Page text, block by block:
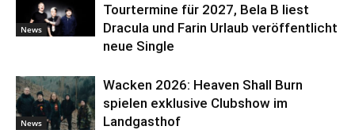
News
Tourtermine für 2027, Bela B liest
Dracula und Farin Urlaub veröffentlicht
neue Single
News
Wacken 2026: Heaven Shall Burn
spielen exklusive Clubshow im
Landgasthof